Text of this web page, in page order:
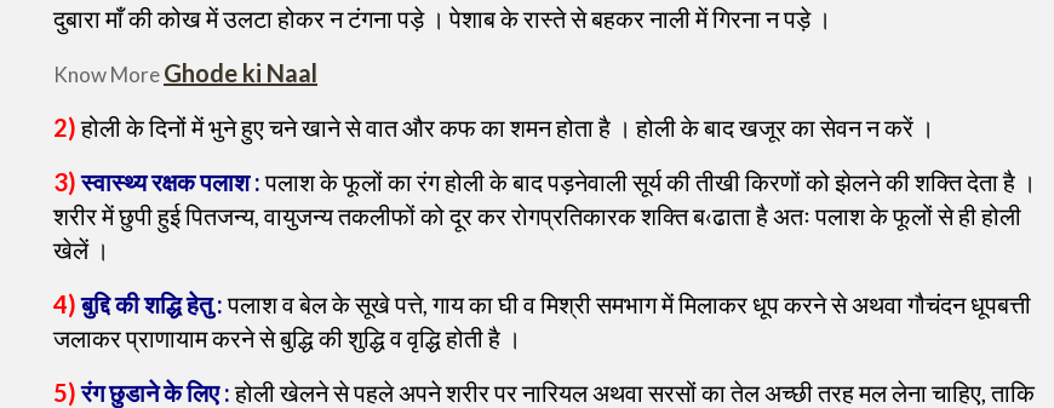
दुबारा माँ की कोख में उलटा होकर न टंगना पड़े । पेशाब के रास्ते से बहकर नाली में गिरना न पड़े ।
Know MoreGhode ki Naal
2)होली के दिनों में भुने हुए चने खाने से वात और कफ का शमन होता है । होली के बाद खजूर का सेवन न करें ।
3) स्वास्थ्य रक्षक पलाश :पलाश के फूलों का रंग होली के बाद पड़नेवाली सूर्य की तीखी किरणों को झेलने की शक्ति देता है ।
शरीर में छुपी हुई पितजन्य, वायुजन्य तकलीफों को दूर कर रोगप्रतिकारक शक्ति ब‹ढाता है अतः पलाश के फूलों से ही होली
खेलें ।
4) बुद्दि की शद्धि हेतु :पलाश व बेल के सूखे पत्ते, गाय का घी व मिश्री समभाग में मिलाकर धूप करने से अथवा गौचंदन धूपबत्ती
जलाकर प्राणायाम करने से बुद्धि की शुद्धि व वृद्धि होती है ।
5) रंग छुडाने के लिए :होली खेलने से पहले अपने शरीर पर नारियल अथवा सरसों का तेल अच्छी तरह मल लेना चाहिए, ताकि